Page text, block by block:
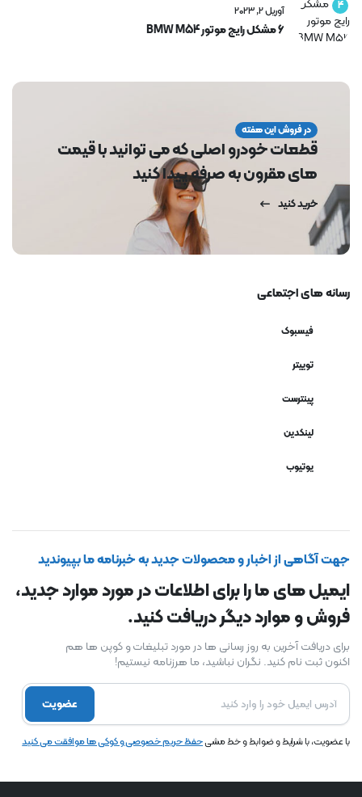
4 آوریل 2, 2023
6 مشکل رایج موتور BMW M54
در فروش این هفته
قطعات خودرو اصلی که می توانید با قیمت
های مقرون به صرفه پیدا کنید
خرید کنید
رسانه های اجتماعی
فیسبوک
توییتر
پینترست
لینکدین
یوتیوب
جهت آگاهی از اخبار و محصولات جدید به خبرنامه ما بپیوندید
ایمیل های ما را برای اطلاعات در مورد موارد جدید،
فروش و موارد دیگر دریافت کنید.
برای دریافت آخرین به روز رسانی ها در مورد تبلیغات و کوپن ها هم
اکنون ثبت نام کنید. نگران نباشید، ما هرزنامه نیستیم!
عضویت
با عضویت، با شرایط و ضوابط و خط مشیحفظ حریم خصوصی و کوکی ها موافقت می کنید